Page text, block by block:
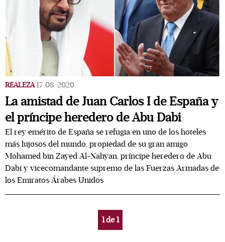
REALEZA 17/08/2020
La amistad de Juan Carlos I de España y
el príncipe heredero de Abu Dabi
El rey emérito de España se refugia en uno de los hoteles
más lujosos del mundo, propiedad de su gran amigo
Mohamed bin Zayed Al-Nahyan, príncipe heredero de Abu
Dabi y vicecomandante supremo de las Fuerzas Armadas de
los Emiratos Árabes Unidos
1de1